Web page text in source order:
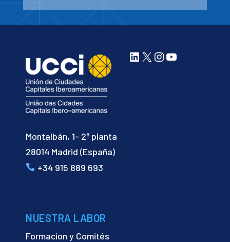
Montalbán, 1- 2ª planta
28014 Madrid (España)
+34 915 889 693
LinkedIn
X Instagram
YouTube
NUESTRA LABOR
Formacion y Comités